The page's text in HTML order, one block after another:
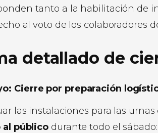
tanto a la habilitación de
al voto de los colaboradores
detallado de
Cierre por preparación
las instalaciones para las
al público durante todo el sábado: